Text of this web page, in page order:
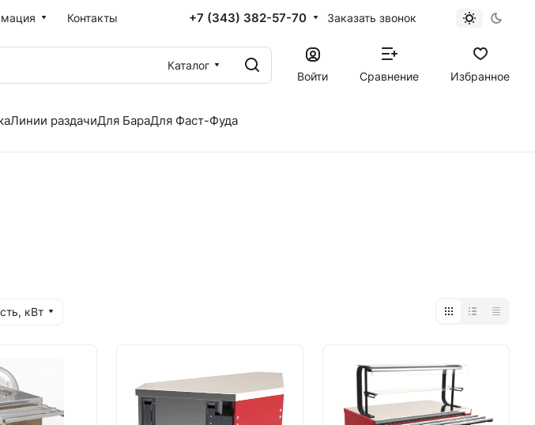
Контакты +7 (343) 382-57-70 Заказать звонок
Каталог
Войти
Сравнение Избранное
Линии раздачиДля БараДля Фаст-Фуда
кВт